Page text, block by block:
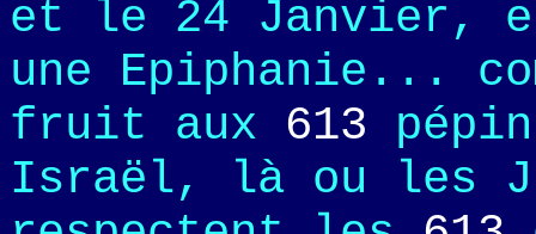
et le 24 Janvier,
une Epiphanie...
fruit aux 613
Israël, là ou les